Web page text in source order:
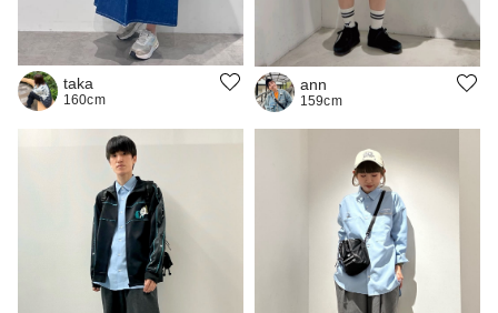
taka
160cm
ann
159cm